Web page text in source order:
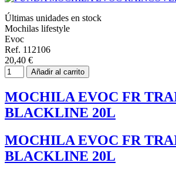
Últimas unidades en stock
Mochilas lifestyle
Evoc
Ref. 112106
20,40 €
Añadir al carrito
MOCHILA EVOC FR
BLACKLINE 20L
MOCHILA EVOC FR
BLACKLINE 20L